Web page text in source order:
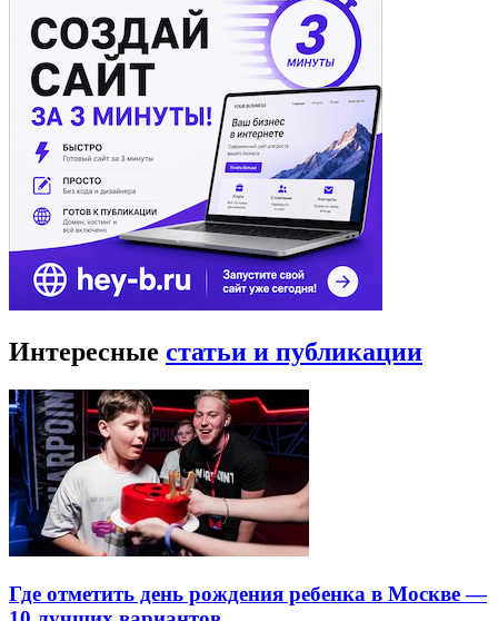
Интересные статьи и публикации
Где отметить день рождения ребенка в Москве —